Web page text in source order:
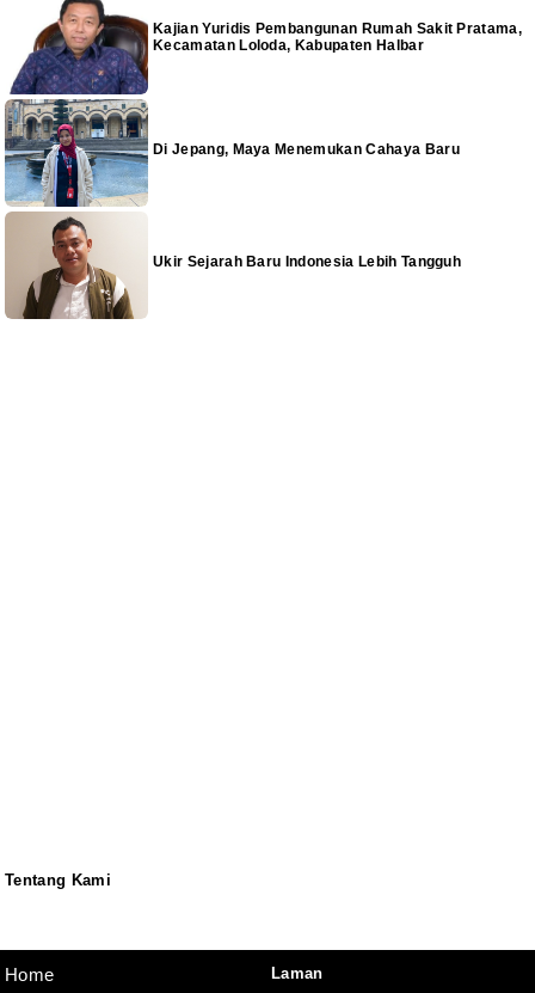
Kajian Yuridis Pembangunan Rumah Sakit Pratama,
Kecamatan Loloda, Kabupaten Halbar
Di Jepang, Maya Menemukan Cahaya Baru
Ukir Sejarah Baru Indonesia Lebih Tangguh
Tentang Kami
Home
Laman